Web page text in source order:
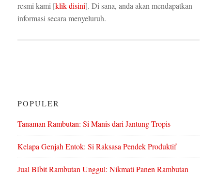
resmi kami [klik disini]. Di sana, anda akan mendapatkan
informasi secara menyeluruh.
POPULER
Tanaman Rambutan: Si Manis dari Jantung Tropis
Kelapa Genjah Entok: Si Raksasa Pendek Produktif
Jual BIbit Rambutan Unggul: Nikmati Panen Rambutan